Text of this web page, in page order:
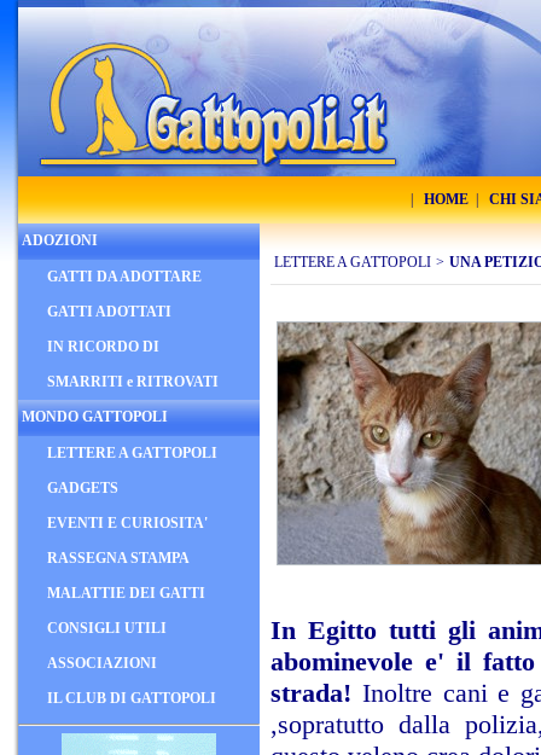
HOME CHI
ADOZIONI
GATTI DA ADOTTARE
GATTI ADOTTATI
IN RICORDO DI
SMARRITI e RITROVATI
MONDO GATTOPOLI
LETTERE A GATTOPOLI
GADGETS
EVENTI E CURIOSITA'
RASSEGNA STAMPA
MALATTIE DEI GATTI
CONSIGLI UTILI
ASSOCIAZIONI
IL CLUB DI GATTOPOLI
LETTERE A GATTOPOLI > UNA
In Egitto tutti gli
abominevole e' il
strada! Inoltre cani e
,sopratutto dalla